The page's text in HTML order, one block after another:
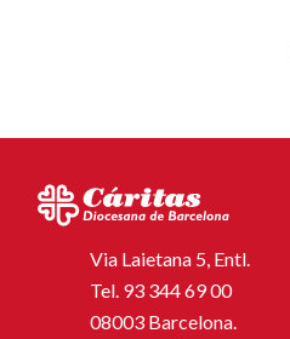
Via Laietana 5, Entl.
Tel. 93 344 69 00
08003 Barcelona.